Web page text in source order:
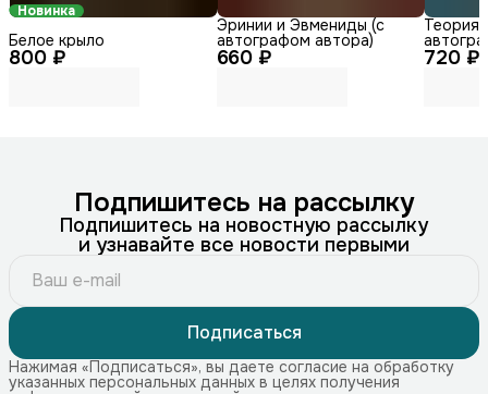
Новинка
800 ₽
Белое крыло
660 ₽
Эринии и Эвмениды (с
автографом автора)
720 ₽
Теория
Подпишитесь на рассылку
Подпишитесь на новостную рассылку
и узнавайте все новости первыми
Подписаться
Нажимая «Подписаться», вы даете согласие на обработку
указанных персональных данных в целях получения